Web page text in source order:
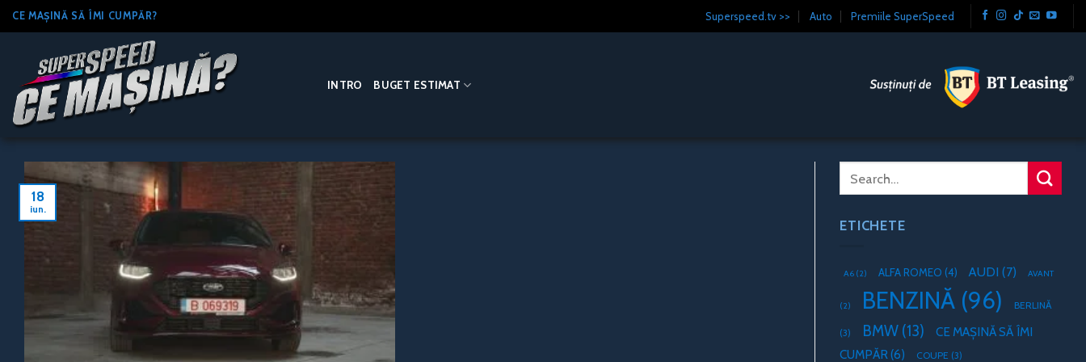
Skip
to
CE MAȘINĂ SĂ ÎMI CUMPĂR? Superspeed.tv >> Auto Premiile SuperSpeed
INTRO BUGET ESTIMAT
18
iun.
ETICHETE
A6 (2) ALFA ROMEO (4) AUDI (7) AVANT
(2) BENZINĂ (96) BERLINĂ
(3) BMW (13)
CE MAȘINĂ SĂ ÎMI
CUMPĂR(6) COUPE (3)